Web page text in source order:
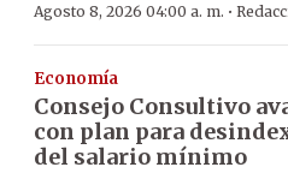
Agosto 8, 2026 04:00 a. m. ·
Economía
Consejo Consultivo
con plan para
del salario mínimo